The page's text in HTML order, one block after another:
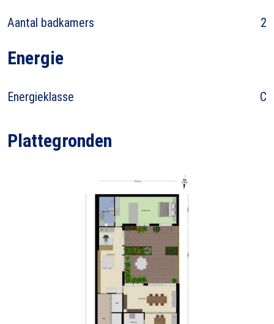
Aantal badkamers 2
Energie
Energieklasse C
Plattegronden